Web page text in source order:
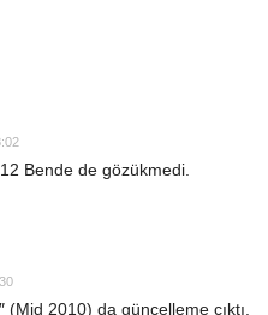
Bende de gözükmedi.
(Mid 2010) da güncelleme çıktı.